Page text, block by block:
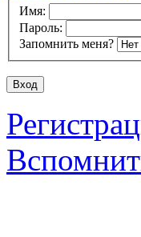
Имя:
Пароль:
Запомнить меня?